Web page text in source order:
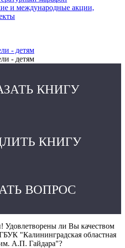
и международные акции,
- детям
- детям
КНИГУ
КНИГУ
ВОПРОС
Удовлетворены ли Вы качеством
"Калининградская областная
им. А.П. Гайдара"?